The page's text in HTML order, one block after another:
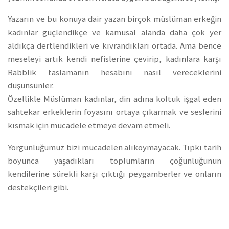
Yazarın ve bu konuya dair yazan birçok müslüman erkeğin
kadınlar güçlendikçe ve kamusal alanda daha çok yer
aldıkça dertlendikleri ve kıvrandıkları ortada. Ama bence
meseleyi artık kendi nefislerine çevirip, kadınlara karşı
Rabblik taslamanın hesabını nasıl vereceklerini
düşünsünler.
Özellikle Müslüman kadınlar, din adına koltuk işgal eden
sahtekar erkeklerin foyasını ortaya çıkarmak ve seslerini
kısmak için mücadele etmeye devam etmeli.
Yorgunluğumuz bizi mücadelen alıkoymayacak. Tıpkı tarih
boyunca yaşadıkları toplumların çoğunluğunun
kendilerine sürekli karşı çıktığı peygamberler ve onların
destekçileri gibi.